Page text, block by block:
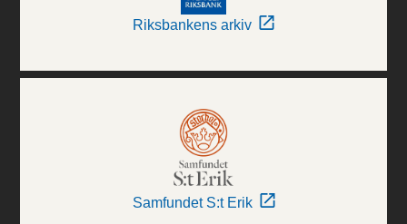
Riksbankens arkiv
Samfundet S:t Erik